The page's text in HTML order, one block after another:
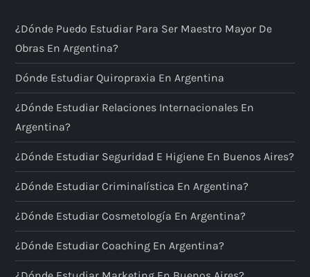
d
a
s
¿Dónde Puedo Estudiar Para Ser Maestro Mayor De
Obras En Argentina?
Dónde Estudiar Quiropraxia En Argentina
¿Dónde Estudiar Relaciones Internacionales En
Argentina?
¿Dónde Estudiar Seguridad E Higiene En Buenos Aires?
¿Dónde Estudiar Criminalística En Argentina?
¿Dónde Estudiar Cosmetología En Argentina?
¿Dónde Estudiar Coaching En Argentina?